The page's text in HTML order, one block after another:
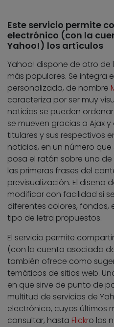
Este servicio permite
electrónico (con la
Yahoo!) los artículos
Yahoo! dispone de otro de
más populares. Se integra
personalizada, de nombre
caracteriza por ser muy
noticias se pueden
se mueven gracias a Ajax
titulares y sus respectivos
noticias, en un número que
posa el ratón sobre uno
las primeras frases del
previsualización. El diseño
modificar con facilidad si
diferentes colores,
tipo de letra propuestos.
El servicio permite
(con la cuenta asociada
también ofrece como
temáticos de sitios web.
en que sirve de punto de
multitud de servicios de
electrónico, cuyos últimos
consultar, hasta Flickro las